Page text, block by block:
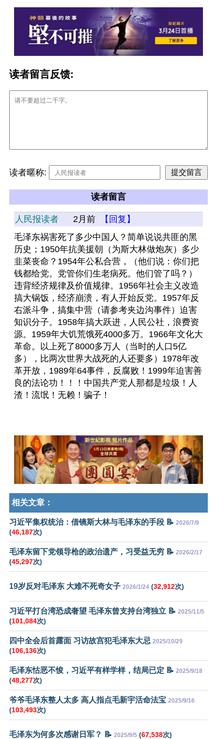
读者留言反馈:
读者暱称:
读者留言
人民报读者 2月前
【回复】
毛泽东祸害死了多少中国人？简单说说共匪的黑
历史；1950年抗美援朝（为斯大林做炮灰）多少
韭菜丧命？1954年公私合营，（他们说：你们把
钱都给党。党管你们生老病死。他们管了吗？）
违背经济规律及价值规律。1956年社会主义改造
搞大锅饭，经济崩溃，有人开始反党。1957年反
右派斗争，搞集中营（请参考夹边沟事件）迫害
知识分子。1958年搞大跃进，人民公社，浪费资
源。1959年大饥荒饿死4000多万。1966年文化大
革命。以上死了8000多万人（当时的人口5亿
多），比两次世界大战死的人还要多）1978年改
革开放，1989年64事件，反腐败！1999年迫害善
良的法论功！！！中国共产党人那都是垃圾！人
渣！流氓！无赖！骗子！
相关文章：
习近平集权统治：借镜斯大林与毛泽东的手段 📝 2026/7/9
(46,187次)
毛泽东留下党领导枪的政治遗产，习受益无穷 📝 2026/2/17
(45,297次)
19岁反对毛泽东 大难不死奇女子 2026/1/24 (32,912次)
习近平打台湾恐成奢望 毛泽东曾支持台湾独立 📝 2025/11/5
(101,084次)
四中全会后首露面 习访故宫犯毛泽东大忌 2025/10/29
(106,136次)
毛泽东怙恶不悛，习近平有样学样，结局已定 📝 2025/9/18
(48,277次)
爷爷毛泽东整人太多 高人指点毛新宇活命法宝 2025/9/16
(103,493次)
毛泽东为何多次感谢日军？ 📝 2025/9/5 (67,538次)